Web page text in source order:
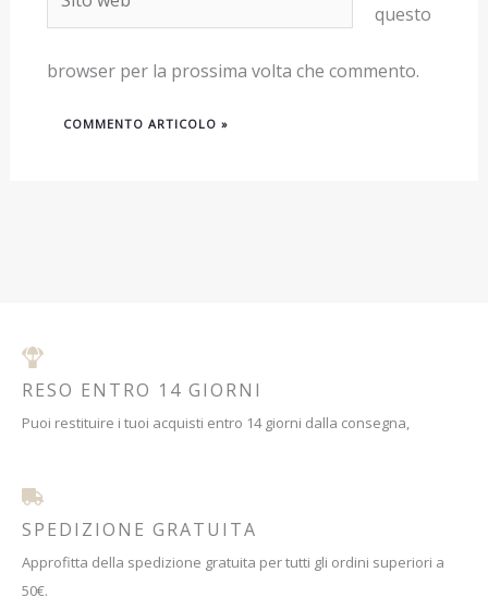
web
questo
browser per la prossima volta che commento.
RESO ENTRO 14 GIORNI
Puoi restituire i tuoi acquisti entro 14 giorni dalla consegna,
SPEDIZIONE GRATUITA
Approfitta della spedizione gratuita per tutti gli ordini superiori a
50€.